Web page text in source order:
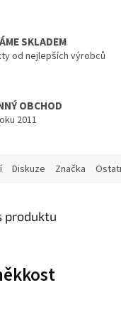
SKLADEM
od nejlepších výrobců
OBCHOD
2011
Diskuze Značka
produktu